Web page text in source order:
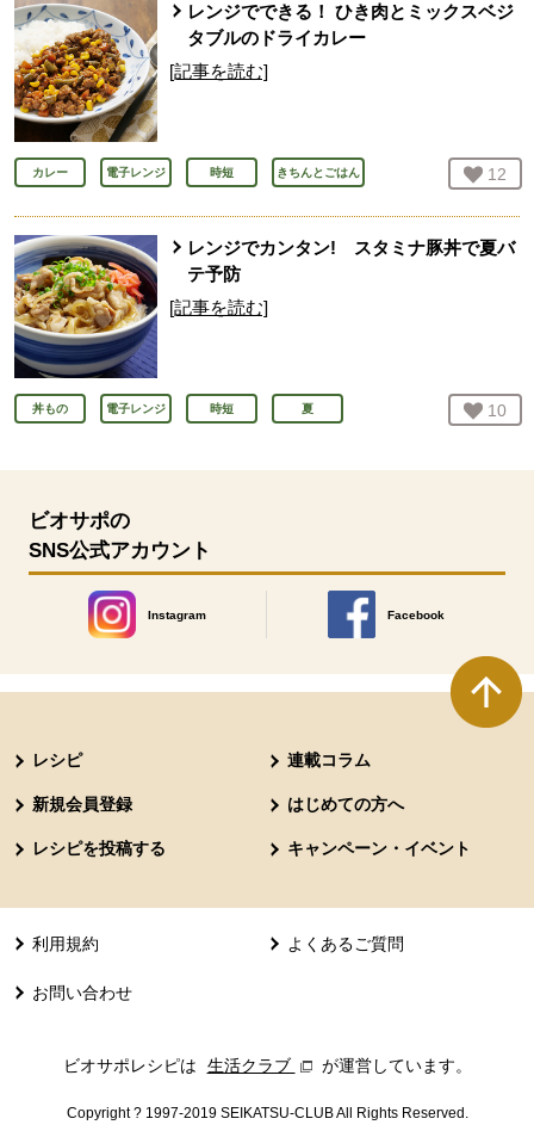
レンジでできる！ ひき肉とミックスベジ
タブルのドライカレー
[記事を読む]
カレー 電子レンジ 時短 きちんとごはん お気
12
レンジでカンタン! スタミナ豚丼で夏バ
テ予防
[記事を読む]
丼もの 電子レンジ 時短 夏 お気
10
ビオサポの
SNS公式アカウント
Instagram
別のウィンドウで開きます。
Facebook
別のウィンドウで開きます
レシピ 連載コラム
新規会員登録 はじめての方へ
レシピを投稿する キャンペーン・イベント
利用規約 よくあるご質問
お問い合わせ
ビオサポレシピは 生活クラブ 別のウィンドウで開きます。
が運営しています。
Copyright ? 1997-2019 SEIKATSU-CLUB All Rights Reserved.